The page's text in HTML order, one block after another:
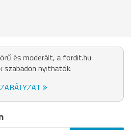
és moderált, a fordit.hu
szabadon nyithatók.